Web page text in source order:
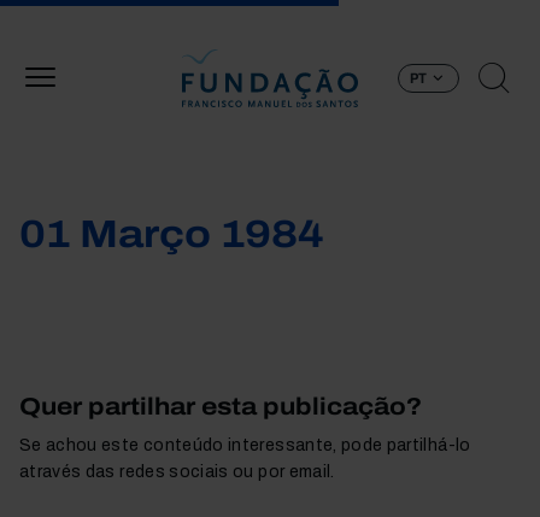
PT
01 Março 1984
Quer partilhar esta publicação?
Se achou este conteúdo interessante, pode partilhá-lo
através das redes sociais ou por email.